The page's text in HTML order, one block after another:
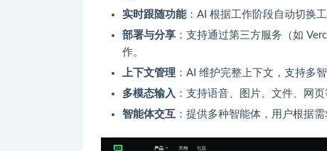
实时跟随功能：AI 根据工作阶段自动切换
部署与分享 ：支持通过第三方服务（如
作。
上下文管理 ：AI 维护完整上下文，支持多
多模态输入 ：支持语音、图片、文件、网
智能体交互 ：提供多种智能体，用户根据